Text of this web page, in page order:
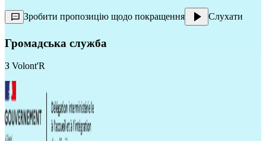
Зробити пропозицію щодо покращення Слухати
Громадська служба
З Volont'R